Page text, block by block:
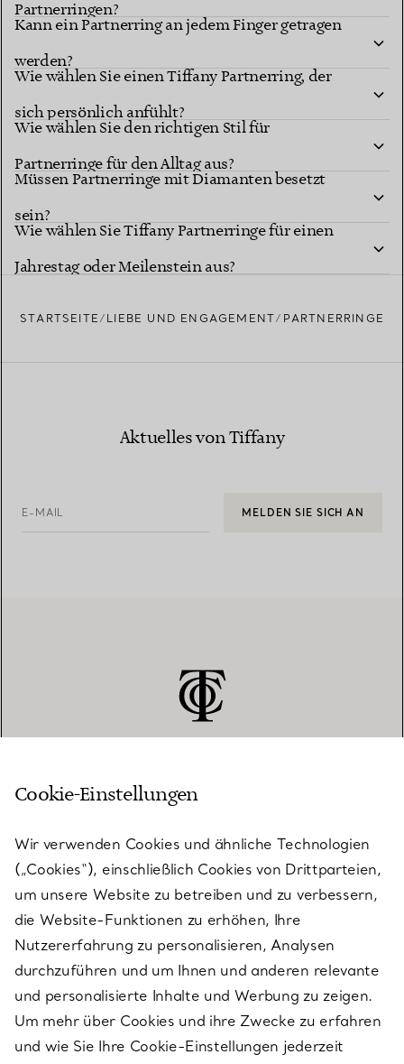
Partnerringen?
Kann ein Partnerring an jedem Finger getragen
werden?
Wie wählen Sie einen Tiffany Partnerring, der
sich persönlich anfühlt?
Wie wählen Sie den richtigen Stil für
Partnerringe für den Alltag aus?
Müssen Partnerringe mit Diamanten besetzt
sein?
Wie wählen Sie Tiffany Partnerringe für einen
Jahrestag oder Meilenstein aus?
STARTSEITE LIEBE UND ENGAGEMENT PARTNERRINGE
Aktuelles von Tiffany
E-MAIL MELDEN SIE SICH AN
KUNDENSERVICE
SERVICES
ÜBER TIFFANY & CO.
RECHTLICHE HINWEISE
Cookie-Einstellungen
Wir verwenden Cookies und ähnliche Technologien
(„Cookies“), einschließlich Cookies von Drittparteien,
um unsere Website zu betreiben und zu verbessern,
die Website-Funktionen zu erhöhen, Ihre
Nutzererfahrung zu personalisieren, Analysen
durchzuführen und um Ihnen und anderen relevante
und personalisierte Inhalte und Werbung zu zeigen.
Um mehr über Cookies und ihre Zwecke zu erfahren
und wie Sie Ihre Cookie-Einstellungen jederzeit